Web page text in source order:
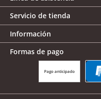
Servicio de tienda
Información
Formas de pago
Pago anticipado